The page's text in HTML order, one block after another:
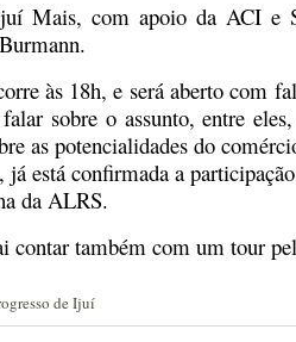
Mais, com apoio da ACI e
às 18h, e será aberto com
sobre o assunto, entre
as potencialidades do
está confirmada a
da ALRS.
contar também com um tour
de Ijuí